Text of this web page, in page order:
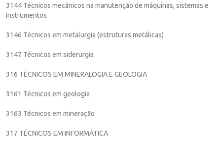
3144 Técnicos mecânicos na manutenção de máquinas, sistemas e
instrumentos
3146 Técnicos em metalurgia (estruturas metálicas)
3147 Técnicos em siderurgia
316 TÉCNICOS EM MINERALOGIA E GEOLOGIA
3161 Técnicos em geologia
3163 Técnicos em mineração
317 TÉCNICOS EM INFORMÁTICA